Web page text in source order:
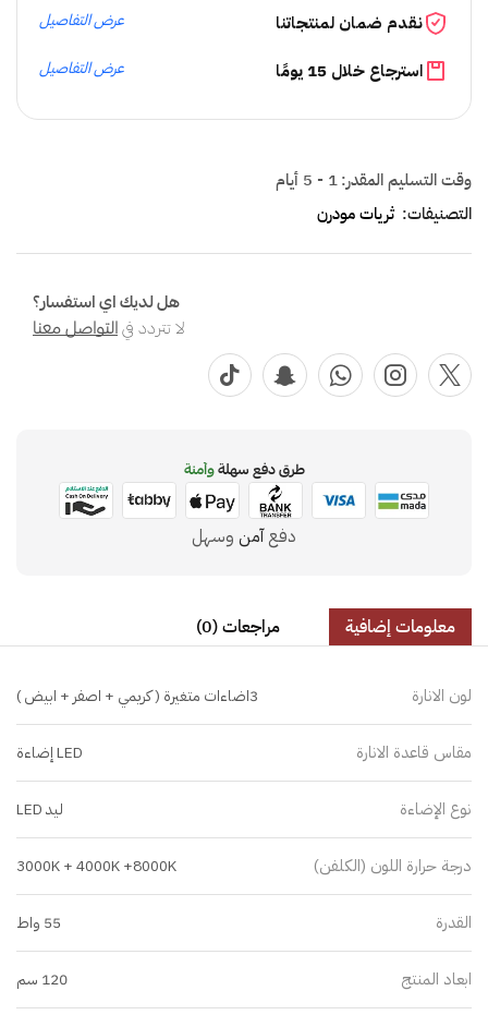
نقدم ضمان لمنتجاتنا عرض التفاصيل
استرجاع خلال 15 يومًا عرض التفاصيل
وقت التسليم المقدر:1 - 5 أيام
التصنيفات: ثريات مودرن
هل لديك اي استفسار؟
لا تتردد فيالتواصل معنا
طرق دفع سهلةوآمنة
دفعآمن وسهل
معلومات إضافية مراجعات (0)
لون الانارة 3اضاءات متغيرة ( كريمي + اصفر + ابيض )
مقاس قاعدة الانارة LED إضاءة
نوع الإضاءة ليد LED
درجة حرارة اللون (الكلفن) 3000K + 4000K +8000K
القدرة 55 واط
ابعاد المنتج 120 سم